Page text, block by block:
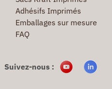
Adhésifs Imprimés
Emballages sur mesure
FAQ
Suivez-nous :